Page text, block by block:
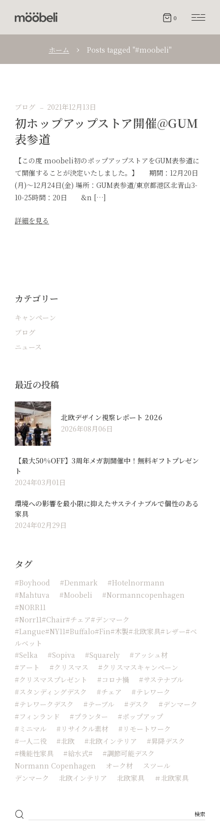
0
ホーム Posts tagged "#moobeli"
ブログ 2021年12月13日
初ホップアップストア開催@GUM
表参道
【この度 moobeli初のポップアップストアをGUM表参道に
て開催することが決定いたしました。】 期間：12月20日
(月)〜12月24日(金) 場所：GUM表参道/東京都港区北青山3-
10-25時間：20日 &n […]
詳細を見る
カテゴリー
キャンペーン
ブログ
ニュース
最近の投稿
北欧デザイン視察レポート 2026
2026年08月06日
【最大50%OFF】3周年メガ割開催中！無料ギフトプレゼン
ト
2024年03月01日
環境への影響を最小限に抑えたサステイナブルで個性のある
家具
2024年02月29日
タグ
#boyhood #Denmark
#hotelnormann
#Mahtuva
#moobeli
#normanncopenhagen
#NORR11
#Norr11#chair#チェア#デンマーク
#langue#NY11#buffalo#fin#木製#北欧家具#レザー#ベ
ルベット
#Selka
#sopiva #squarely
#アッシュ材
#アート
#クリスマス
#クリスマスキャンペーン
#クリスマスプレゼント
#コロナ禍
#サステナブル
#スタンディングデスク
#チェア
#テレワーク
#テレワークデスク
#テーブル #デスク
#デンマーク
#フィンランド
#プランター
#ポップアップ
#ミニマル
#リサイクル素材
#リモートワーク
#一人二役
#北欧 #北欧インテリア
#昇降デスク
#機能性家具
#給水式#
#調節可能デスク
Normann Copenhagen
オーク材
スツール
デンマーク
北欧インテリア 北欧家具 ＃北欧家具